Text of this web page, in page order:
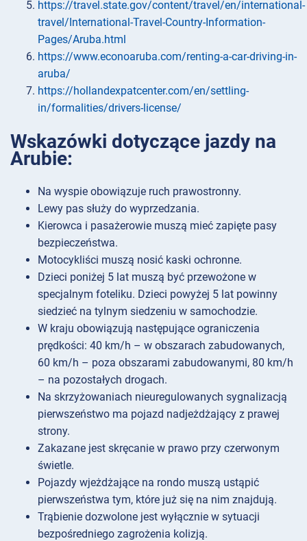
https://travel.state.gov/content/travel/en/international-
travel/International-Travel-Country-Information-
Pages/Aruba.html
https://www.econoaruba.com/renting-a-car-driving-in-
aruba/
https://hollandexpatcenter.com/en/settling-
in/formalities/drivers-license/
Wskazówki dotyczące jazdy na
Arubie:
Na wyspie obowiązuje ruch prawostronny.
Lewy pas służy do wyprzedzania.
Kierowca i pasażerowie muszą mieć zapięte pasy
bezpieczeństwa.
Motocykliści muszą nosić kaski ochronne.
Dzieci poniżej 5 lat muszą być przewożone w
specjalnym foteliku. Dzieci powyżej 5 lat powinny
siedzieć na tylnym siedzeniu w samochodzie.
W kraju obowiązują następujące ograniczenia
prędkości: 40 km/h – w obszarach zabudowanych,
60 km/h – poza obszarami zabudowanymi, 80 km/h
– na pozostałych drogach.
Na skrzyżowaniach nieuregulowanych sygnalizacją
pierwszeństwo ma pojazd nadjeżdżający z prawej
strony.
Zakazane jest skręcanie w prawo przy czerwonym
świetle.
Pojazdy wjeżdżające na rondo muszą ustąpić
pierwszeństwa tym, które już się na nim znajdują.
Trąbienie dozwolone jest wyłącznie w sytuacji
bezpośredniego zagrożenia kolizją.